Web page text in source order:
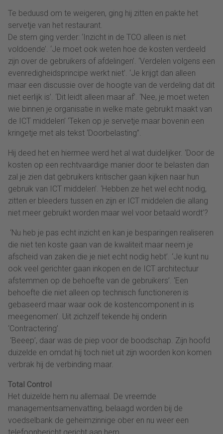
Te beduusd om te weigeren, ging hij zitten en pakte het
servetje van het restaurant.
De stem ging verder: ‘Inzicht in de TCO alleen is niet
voldoende’. ‘Je moet ook weten hoe de kosten verdeeld
zijn over de gebruikers of afdelingen’. ‘Verdelen volgens een
evenredigheidsprincipe werkt niet’. ‘Je krijgt dan alleen
maar een discussie over de hoogte van de verdeling dat dit
niet eerlijk is’. ‘Dit leidt alleen maar af’. ‘Nee, je moet weten
wie binnen je organisatie in welke mate gebruikt maakt van
de ICT middelen’ ‘Teken op je servetje maar bovenin een
kringetje met als tekst ‘Doorbelasting’’.
Hij deed het en hiermee werd het al wat duidelijker. ‘Door de
kosten op een rechtvaardige manier door te belasten dan
zal je zien dat gebruikers kritischer gaan kijken naar hun
gebruik van ICT middelen’. ‘Hebben ze het wel echt nodig,
zitten er bleeders tussen en zijn er ICT middelen die allang
niet meer gebruikt worden maar wel voor betaald wordt’?
‘Nu heb je pas echt inzicht en kan je besparingen realiseren
die niet ten koste gaan van de kwaliteit maar neem je
afscheid van zaken die je niet echt nodig hebt’. ‘Je kunt nu
ook veel gerichter gaan inkopen en de ICT architectuur
afstemmen op de behoefte van de gebruikers’. ‘Een
behoefte die niet alleen op technisch functioneren is
gebaseerd maar waar ook de kostencomponent in is
meegenomen’. Uit zichzelf tekende hij onderin
‘Contractering’.
‘Beeep’, daar was de piep voor de boodschap. Zijn hoofd
duizelde en omdat hij toch niet uit zijn woorden kon komen
verbrak hij de verbinding maar.
Total Control
Het duizelde hem nu allemaal. De vreemde
managementsamenvatting, belaagd worden bij de
voedselbank de geheimzinnige ober en nu weer een
telefoonbericht gericht aan hem.